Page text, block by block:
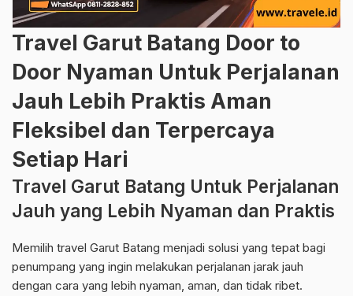
Travel Garut Batang Door to
Door Nyaman Untuk Perjalanan
Jauh Lebih Praktis Aman
Fleksibel dan Terpercaya
Setiap Hari
Travel Garut Batang Untuk Perjalanan
Jauh yang Lebih Nyaman dan Praktis
Memilih travel Garut Batang menjadi solusi yang tepat bagi
penumpang yang ingin melakukan perjalanan jarak jauh
dengan cara yang lebih nyaman, aman, dan tidak ribet.